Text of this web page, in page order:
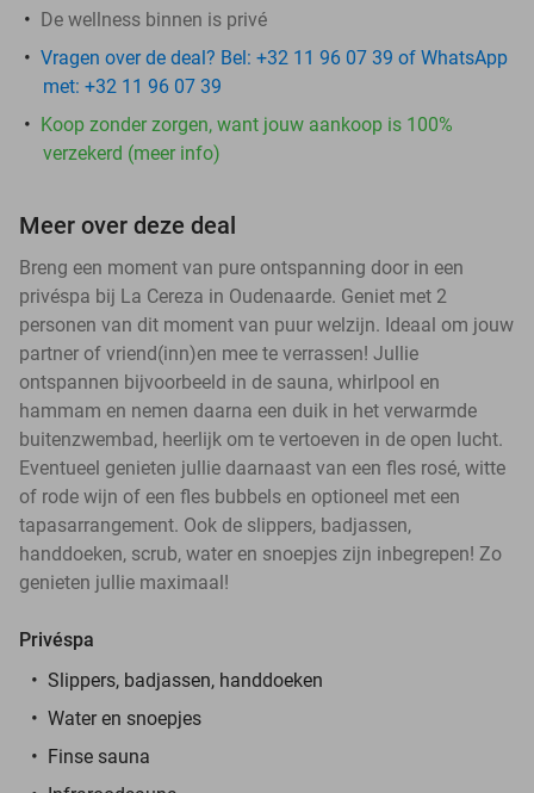
De wellness binnen is privé
Vragen over de deal? Bel: +32 11 96 07 39 of WhatsApp
met: +32 11 96 07 39
Koop zonder zorgen, want jouw aankoop is 100%
verzekerd (meer info)
Meer over deze deal
Breng een moment van pure ontspanning door in een
privéspa bij La Cereza in Oudenaarde. Geniet met 2
personen van dit moment van puur welzijn. Ideaal om jouw
partner of vriend(inn)en mee te verrassen! Jullie
ontspannen bijvoorbeeld in de sauna, whirlpool en
hammam en nemen daarna een duik in het verwarmde
buitenzwembad, heerlijk om te vertoeven in de open lucht.
Eventueel genieten jullie daarnaast van een fles rosé, witte
of rode wijn of een fles bubbels en optioneel met een
tapasarrangement. Ook de slippers, badjassen,
handdoeken, scrub, water en snoepjes zijn inbegrepen! Zo
genieten jullie maximaal!
Privéspa
Slippers, badjassen, handdoeken
Water en snoepjes
Finse sauna